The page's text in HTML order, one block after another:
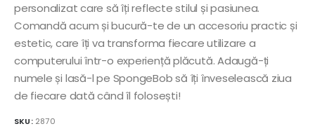
personalizat care să îți reflecte stilul și pasiunea.
Comandă acum și bucură-te de un accesoriu practic și
estetic, care îți va transforma fiecare utilizare a
computerului într-o experiență plăcută. Adaugă-ți
numele și lasă-l pe SpongeBob să îți înveselească ziua
de fiecare dată când îl folosești!
SKU: 2870